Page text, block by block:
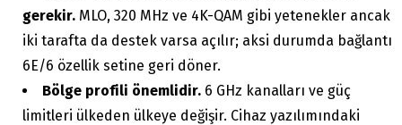
gerekir. MLO, 320 MHz ve 4K-QAM gibi yetenekler ancak
iki tarafta da destek varsa açılır; aksi durumda bağlantı
6E/6 özellik setine geri döner.
Bölge profili önemlidir. 6 GHz kanalları ve güç
limitleri ülkeden ülkeye değişir. Cihaz yazılımındaki